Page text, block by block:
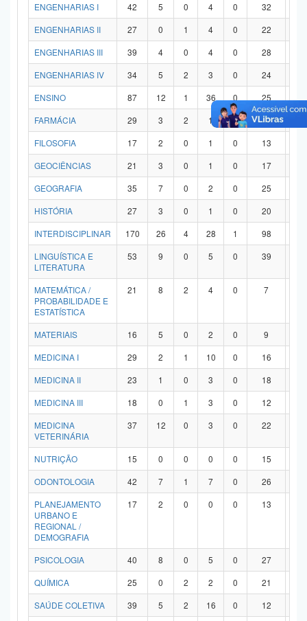
ENGENHARIAS I
42 5 0 4 0 32
ENGENHARIAS II
27 0 1 4 0 22
ENGENHARIAS III
39 4 0 4 0 28
ENGENHARIAS IV
34 5 2 3 0 24
ENSINO
87 12 1 36 0 25
FARMÁCIA
29 3 2 1 0 21
FILOSOFIA
17 2 0 1 0 13
GEOCIÊNCIAS
21 3 0 1 0 17
GEOGRAFIA
35 7 0 2 0 25
HISTÓRIA
27 3 0 1 0 20
INTERDISCIPLINAR
170 26 4 28 1 98
LINGUÍSTICA E
LITERATURA
53 9 0 5 0 39
MATEMÁTICA /
PROBABILIDADE E
ESTATÍSTICA
21 8 2 4 0 7
MATERIAIS 16 5 0 2 0 9
MEDICINA I
29 2 1 10 0 16
MEDICINA II
23 1 0 3 0 18
MEDICINA III
18 0 1 3 0 12
MEDICINA
VETERINÁRIA
37 12 0 3 0 22
NUTRIÇÃO 15 0 0 0 0 15
ODONTOLOGIA
42 7 1 7 0 26
PLANEJAMENTO
URBANO E
REGIONAL /
DEMOGRAFIA
17 2 0 0 0 13
PSICOLOGIA 40 8 0 5 0 27
QUÍMICA
25 0 2 2 0 21
SAÚDE COLETIVA
39 5 2 16 0 12